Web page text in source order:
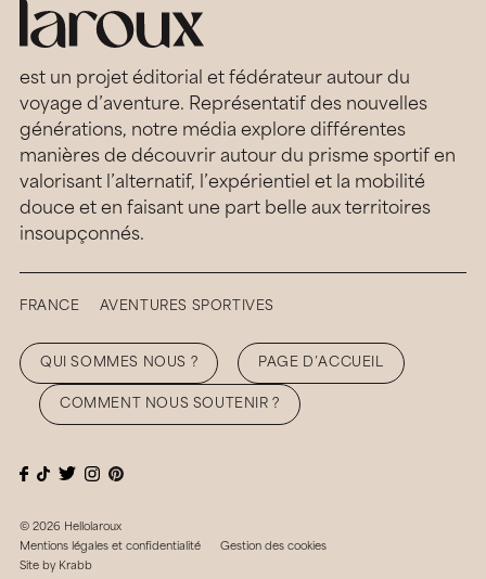
est un projet éditorial et fédérateur autour du
voyage d’aventure. Représentatif des nouvelles
générations, notre média explore différentes
manières de découvrir autour du prisme sportif en
valorisant l’alternatif, l’expérientiel et la mobilité
douce et en faisant une part belle aux territoires
insoupçonnés.
FRANCE AVENTURES SPORTIVES
QUI SOMMES NOUS ? PAGE D’ACCUEIL
COMMENT NOUS SOUTENIR ?
© 2026 Hellolaroux
Mentions légales et confidentialité
Gestion des cookies
Site by Krabb